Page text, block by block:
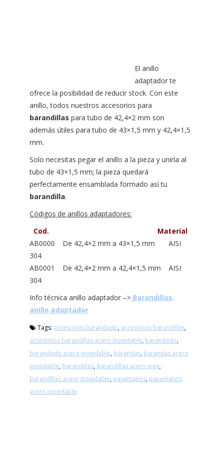
El anillo
adaptador te
ofrece la posibilidad de reducir stock. Con este
anillo, todos nuestros accesorios para
barandillas para tubo de 42,4×2 mm son
además útiles para tubo de 43×1,5 mm y 42,4×1,5
mm.
Solo necesitas pegar el anillo a la pieza y unirla al
tubo de 43×1,5 mm; la pieza quedará
perfectamente ensamblada formado así tu
barandilla.
Códigos de anillos adaptadores:
Cod. Material
AB0000 De 42,4×2 mm a 43×1,5 mm AISI
304
AB0001 De 42,4×2 mm a 42,4×1,5 mm AISI
304
Info técnica anillo adaptador –> Barandillas,
anillo adaptador
Tags: accesorios barandado, accesorios barandillas,
accesorios barandillas acero inoxidable, barandado,
barandado acero inoxidable, barandas, barandas acero
inoxidable, barandillas, Barandillas acero inox,
barandillas acero inoxidable, pasamanos, pasamanos
acero inoxidable